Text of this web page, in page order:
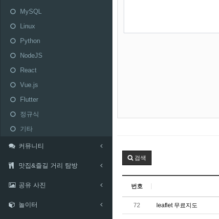
MySQL
Linux
Python
NodeJS
React
Vue.js
Flutter
정규식
기타
커뮤니티
맛집&즐길 거리 탐방
공유 사진
놀이터
검색
번호
72 leaflet 무료지도